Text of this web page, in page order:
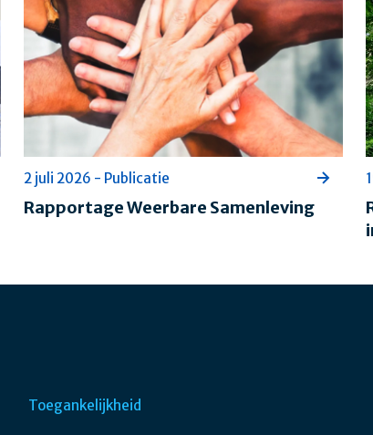
Rapportage Weerbare Samenleving
2 juli 2026 - Publicatie
Toegankelijkheid